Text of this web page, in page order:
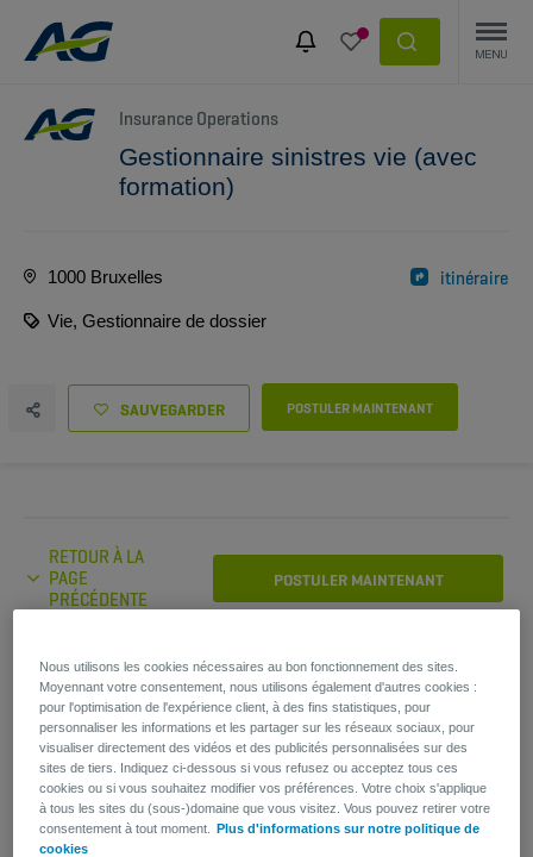
Insurance Operations
Gestionnaire sinistres vie (avec
formation)
SAUVEGARDER POSTULER MAINTENANT
1000 Bruxelles itinéraire
Vie, Gestionnaire de dossier
Vous avez une question?
Lars Verstappen
Recruiter
RETOUR À LA
PAGE
PRÉCÉDENTE
POSTULER MAINTENANT
Nous utilisons les cookies nécessaires au bon fonctionnement des sites.
Moyennant votre consentement, nous utilisons également d'autres cookies :
pour l'optimisation de l'expérience client, à des fins statistiques, pour
personnaliser les informations et les partager sur les réseaux sociaux, pour
visualiser directement des vidéos et des publicités personnalisées sur des
sites de tiers. Indiquez ci-dessous si vous refusez ou acceptez tous ces
cookies ou si vous souhaitez modifier vos préférences. Votre choix s'applique
à tous les sites du (sous-)domaine que vous visitez. Vous pouvez retirer votre
consentement à tout moment.
Plus d'informations sur notre politique de
cookies